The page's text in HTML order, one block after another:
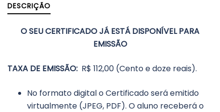
DESCRIÇÃO
O SEU CERTIFICADO JÁ ESTÁ DISPONÍVEL PARA
EMISSÃO
TAXA DE EMISSÃO: R$ 112,00 (Cento e doze reais).
No formato digital o Certificado será emitido
virtualmente (JPEG, PDF). O aluno receberá o